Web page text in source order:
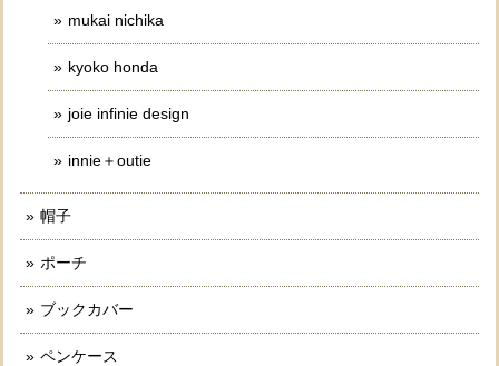
mukai nichika
kyoko honda
joie infinie design
innie＋outie
帽子
ポーチ
ブックカバー
ペンケース